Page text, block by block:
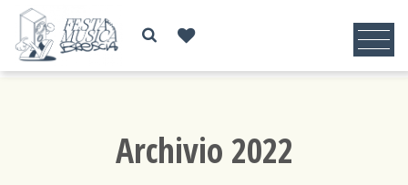
Archivio 2022